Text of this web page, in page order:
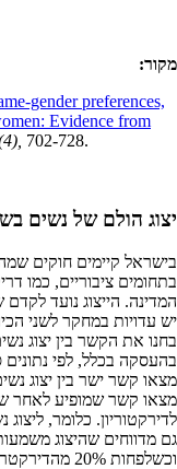
מקור:
gender preferences,
Evidence from
702-728.
יצוג הולם של נשים
בישראל קיימים חוקים
בתחומים ציבוריים, כמו
המדינה. הייצוג נועד לקדם
יש עדויות במחקר לשני
בחנו את הקשר בין יצוג
בהעסקה בכלל, לפי
מצאו קשר ישר בין יצוג
מצאו קשר שמופיע לאחר
לדירקטוריון. כלומר,
גם מדווחים שהיצוג
וכשלפחות 20% מהדירקטריון הוא נשים.